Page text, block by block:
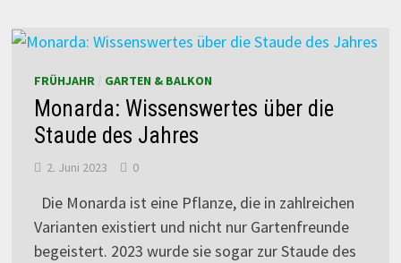
FRÜHJAHR/ GARTEN & BALKON
Monarda: Wissenswertes über die
Staude des Jahres
2. Juni 2023 0
Die Monarda ist eine Pflanze, die in zahlreichen
Varianten existiert und nicht nur Gartenfreunde
begeistert. 2023 wurde sie sogar zur Staude des